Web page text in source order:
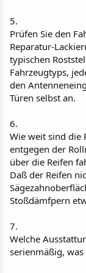
5.
Prüfen Sie den
Reparatur-
typischen
Fahrzeugtyps,
den
Türen selbst an.
6.
Wie weit sind die
entgegen der
über die Reifen
Daß der Reifen
Stoßdämfpern
7.
Welche
serienmäßig,